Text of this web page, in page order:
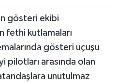
gösteri ekibi
fethi kutlamaları
gösteri uçuşu
pilotları arasında olan
unutulmaz